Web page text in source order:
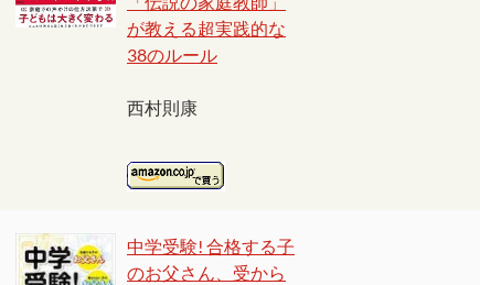
が教える超実践的な
38のルール
西村則康
中学受験! 合格する子
のお父さん、受から